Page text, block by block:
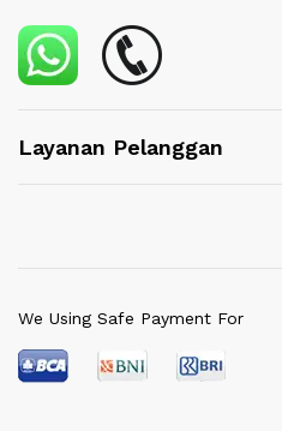
Layanan Pelanggan
We Using Safe Payment For